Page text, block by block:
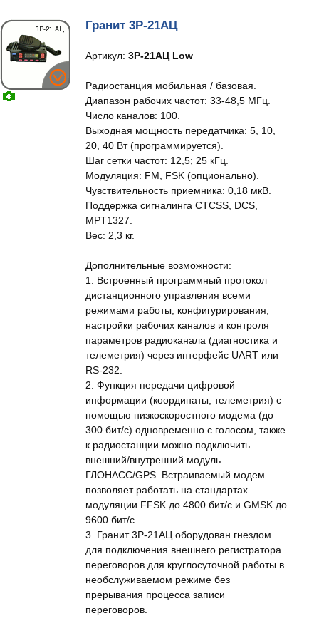
Гранит 3Р-21АЦ
Артикул: 3Р-21АЦ Low
Радиостанция мобильная / базовая.
Диапазон рабочих частот: 33-48,5 МГц.
Число каналов: 100.
Выходная мощность передатчика: 5, 10,
20, 40 Вт (программируется).
Шаг сетки частот: 12,5; 25 кГц.
Модуляция: FM, FSK (опционально).
Чувствительность приемника: 0,18 мкВ.
Поддержка сигналинга CTCSS, DCS,
MPT1327.
Вес: 2,3 кг.
Дополнительные возможности:
1. Встроенный программный протокол
дистанционного управления всеми
режимами работы, конфигурирования,
настройки рабочих каналов и контроля
параметров радиоканала (диагностика и
телеметрия) через интерфейс UART или
RS-232.
2. Функция передачи цифровой
информации (координаты, телеметрия) с
помощью низкоскоростного модема (до
300 бит/с) одновременно с голосом, также
к радиостанции можно подключить
внешний/внутренний модуль
ГЛОНАСС/GPS. Встраиваемый модем
позволяет работать на стандартах
модуляции FFSK до 4800 бит/с и GMSK до
9600 бит/с.
3. Гранит 3Р-21АЦ оборудован гнездом
для подключения внешнего регистратора
переговоров для круглосуточной работы в
необслуживаемом режиме без
прерывания процесса записи
переговоров.